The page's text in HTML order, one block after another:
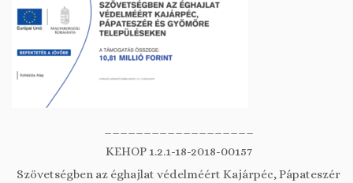
KEHOP 1.2.1-18-2018-00157
Szövetségben az éghajlat védelméért Kajárpéc, Pápateszér